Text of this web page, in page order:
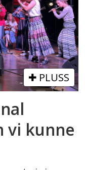
PLUSS
vi kunne